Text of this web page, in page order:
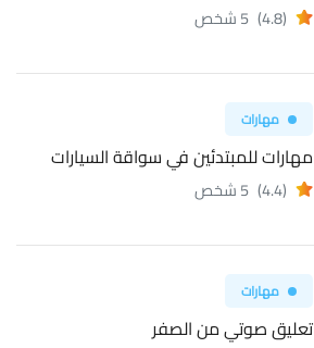
(4.8) 5 شخص
مهارات
مهارات للمبتدئين في سواقة السيارات
(4.4) 5 شخص
مهارات
تعليق صوتي من الصفر